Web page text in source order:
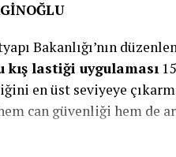
desteği ve
yol kullanıcıları için
Kaza” vizyonu,
Volvo Trucks, sadece
ve kazaları
Bakanlığı’nın
kış lastiği uygulaması
en üst seviyeye
can güvenliği hem de